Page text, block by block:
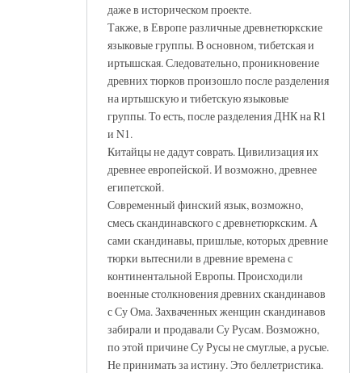
даже в историческом проекте.
Также, в Европе различные древнетюркские
языковые группы. В основном, тибетская и
иртышская. Следовательно, проникновение
древних тюрков произошло после разделения
на иртышскую и тибетскую языковые
группы. То есть, после разделения ДНК на R1
и N1.
Китайцы не дадут соврать. Цивилизация их
древнее европейской. И возможно, древнее
египетской.
Современный финский язык, возможно,
смесь скандинавского с древнетюркским. А
сами скандинавы, пришлые, которых древние
тюрки вытеснили в древние времена с
континентальной Европы. Происходили
военные столкновения древних скандинавов
с Су Ома. Захваченных женщин скандинавов
забирали и продавали Су Русам. Возможно,
по этой причине Су Русы не смуглые, а русые.
Не принимать за истину. Это беллетристика.